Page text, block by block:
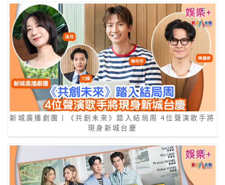
新城廣播劇團丨《共創未來》踏入結局周 4位聲演歌手將
現身新城台慶